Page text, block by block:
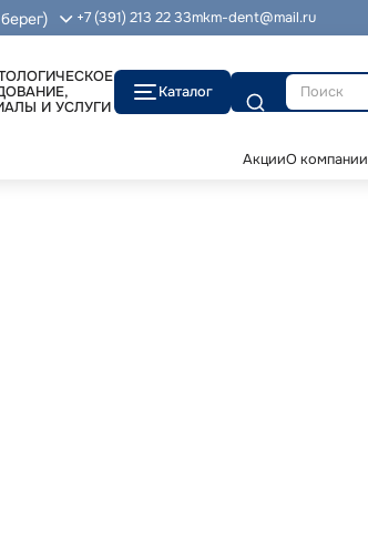
+7 (391) 213 22 33mkm-dent@mail.ru
И УСЛУГИ
Каталог
Поиск
АкцииО компании